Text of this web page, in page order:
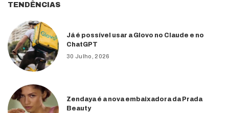
TENDÊNCIAS
Já é possível usar a Glovo no Claude e no
ChatGPT
30 Julho, 2026
Zendaya é a nova embaixadora da Prada
Beauty